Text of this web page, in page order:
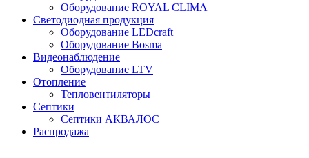
Оборудование ROYAL CLIMA
Светодиодная продукция
Оборудование LEDcraft
Оборудование Bosma
Видеонаблюдение
Оборудование LTV
Отопление
Тепловентиляторы
Септики
Септики АКВАЛОС
Распродажа